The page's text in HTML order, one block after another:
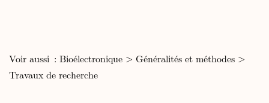
Voir aussi : Bioélectronique > Généralités et méthodes >
Travaux de recherche